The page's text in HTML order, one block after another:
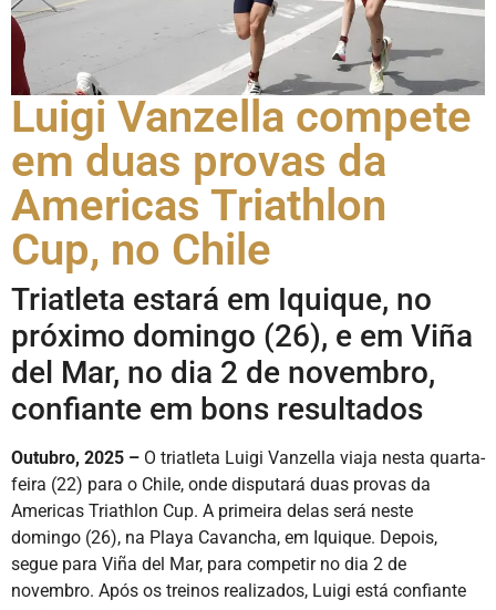
Luigi Vanzella compete
em duas provas da
Americas Triathlon
Cup, no Chile
Triatleta estará em Iquique, no
próximo domingo (26), e em Viña
del Mar, no dia 2 de novembro,
confiante em bons resultados
Outubro, 2025 – O triatleta Luigi Vanzella viaja nesta quarta-
feira (22) para o Chile, onde disputará duas provas da
Americas Triathlon Cup. A primeira delas será neste
domingo (26), na Playa Cavancha, em Iquique. Depois,
segue para Viña del Mar, para competir no dia 2 de
novembro. Após os treinos realizados, Luigi está confiante